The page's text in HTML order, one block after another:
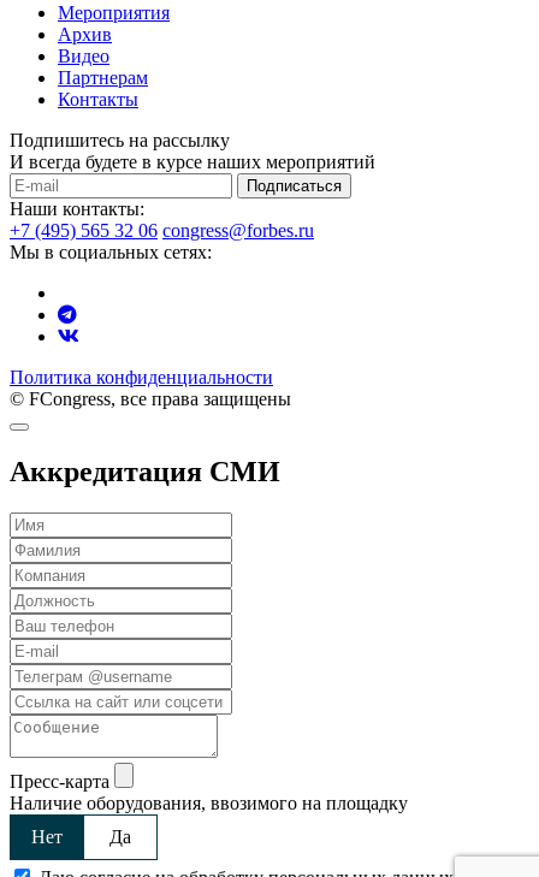
Мероприятия
Архив
Видео
Партнерам
Контакты
Подпишитесь на рассылку
И всегда будете в курсе наших мероприятий
Подписаться
Наши контакты:
+7 (495) 565 32 06 congress@forbes.ru
Мы в социальных сетях:
Политика конфиденциальности
© FCongress, все права защищены
Аккредитация СМИ
Пресс-карта
Наличие оборудования, ввозимого на площадку
Нет
Да